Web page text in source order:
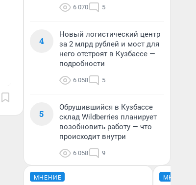
6 070 5
4
Новый логистический центр
за 2 млрд рублей и мост для
него отстроят в Кузбассе —
подробности
6 058 5
5
Обрушившийся в Кузбассе
склад Wildberries планирует
возобновить работу — что
происходит внутри
6 058 9
МНЕНИЕ МНЕНИЕ